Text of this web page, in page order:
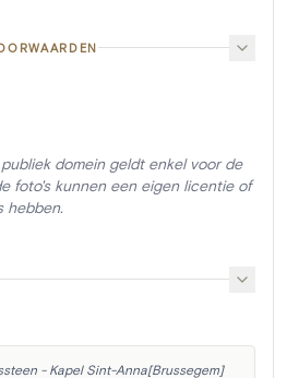
domein geldt enkel voor de
foto's kunnen een eigen licentie of
hebben.
- Kapel Sint-Anna[Brussegem]